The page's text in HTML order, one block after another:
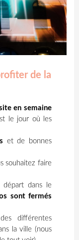
de la
en semaine
le jour où les
et de bonnes
souhaitez faire
dans le
sont fermés
différentes
la ville (nous